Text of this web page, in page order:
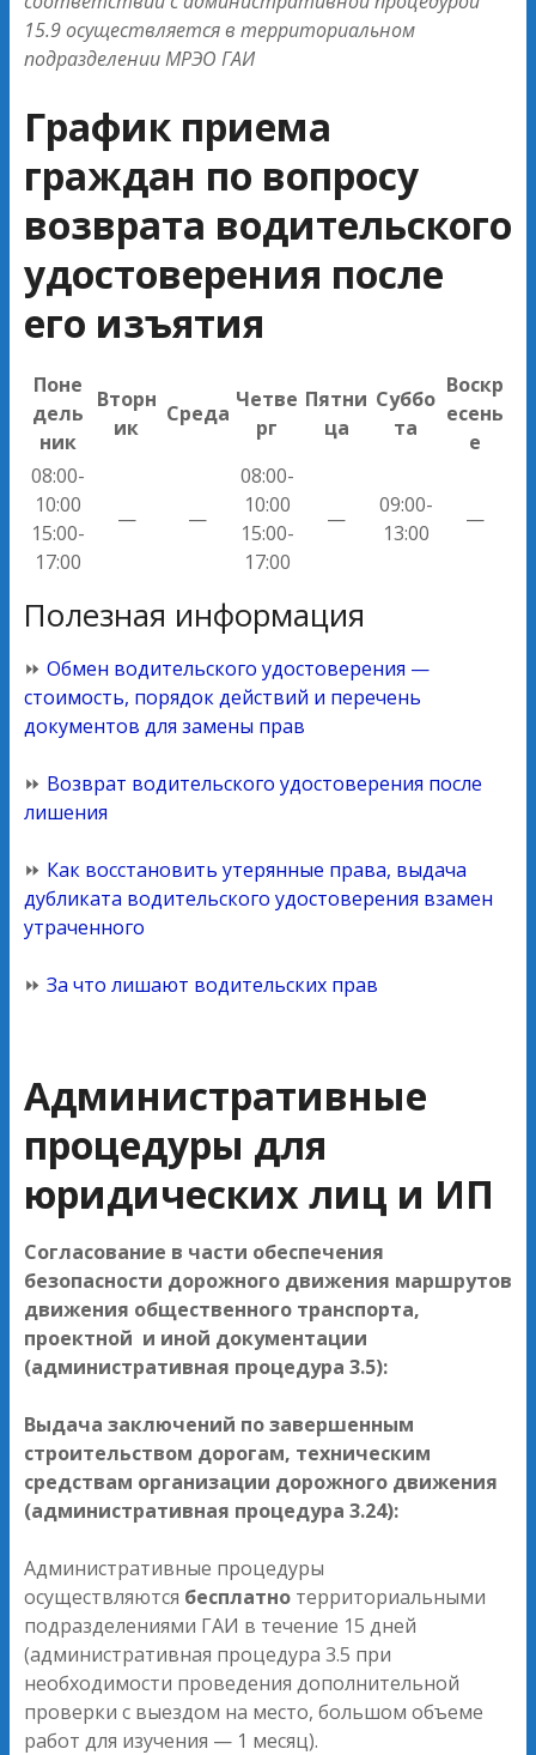
15.9 осуществляется в территориальном
подразделении МРЭО ГАИ
График приема
граждан по вопросу
возврата водительского
удостоверения после
его изъятия
Поне
дель
ник
Вторн
ик
Среда
Четве
рг
Пятни
ца
Суббо
та
Воскр
есень
е
08:00-
10:00
15:00-
17:00
— —
08:00-
10:00
15:00-
17:00
—
09:00-
13:00
—
Полезная информация
⏩ Обмен водительского удостоверения —
стоимость, порядок действий и перечень
документов для замены прав
⏩ Возврат водительского удостоверения после
лишения
⏩ Как восстановить утерянные права, выдача
дубликата водительского удостоверения взамен
утраченного
⏩ За что лишают водительских прав
Административные
процедуры для
юридических лиц и ИП
Согласование в части обеспечения
безопасности дорожного движения маршрутов
движения общественного транспорта,
проектной и иной документации
(административная процедура 3.5):
Выдача заключений по завершенным
строительством дорогам, техническим
средствам организации дорожного движения
(административная процедура 3.24):
Административные процедуры
осуществляются бесплатно территориальными
подразделениями ГАИ в течение 15 дней
(административная процедура 3.5 при
необходимости проведения дополнительной
проверки с выездом на место, большом объеме
работ для изучения — 1 месяц).